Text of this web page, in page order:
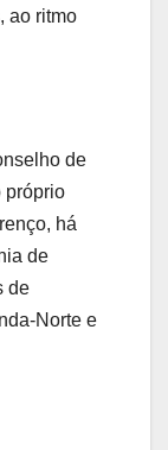
ao ritmo
de
próprio
há
de
de
Norte e